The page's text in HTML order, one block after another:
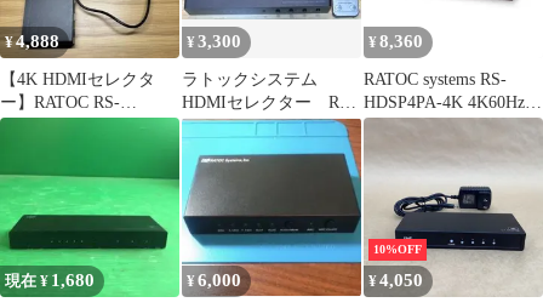
¥4,888
【4K HDMIセレクタ
ー】RATOC RS-
HDSW41A-4K
¥3,300
ラトックシステム
HDMIセレクター RS-
HDSW41A-4K
¥ 8,360
RATOC systems RS-
HDSP4PA-4K 4K60Hz対
応 1入力4出力 外部音声
RSHDSP4PA4K
現在 ¥ 1,680 ¥6,000
10%OFF
¥4,050